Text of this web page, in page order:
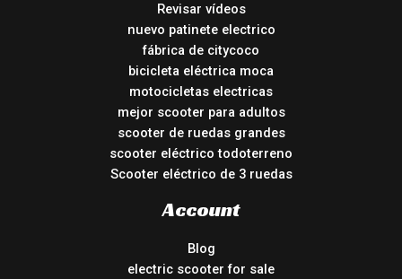
Revisar vídeos
nuevo patinete electrico
fábrica de citycoco
bicicleta eléctrica moca
motocicletas electricas
mejor scooter para adultos
scooter de ruedas grandes
scooter eléctrico todoterreno
Scooter eléctrico de 3 ruedas
Account
Blog
electric scooter for sale